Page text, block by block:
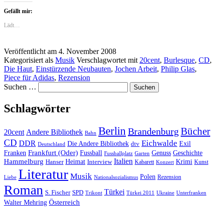
Gefällt mir:
Lädt…
Veröffentlicht am 4. November 2008
Kategorisiert als Musik Verschlagwortet mit 20cent, Burlesque, CD,
Die Haut, Einstürzende Neubauten, Jochen Arbeit, Philip Glas,
Piece für Adidas, Rezension
Suchen …
Schlagwörter
20cent Andere Bibliothek Bahn Berlin Brandenburg Bücher
CD DDR Deutschland Die Andere Bibliothek dtv Eichwalde Exil
Franken Frankfurt (Oder) Fussball Fussballplatz Garten Genuss Geschichte
Hammelburg Hanser Heimat Interview Italien Kabarett Konzert Krimi Kunst
Liebe Literatur Musik Nationalsozialismus Polen Rezension
Roman S. Fischer SPD Trikont Türkei Türkei 2011 Ukraine Unterfranken
Walter Mehring Österreich